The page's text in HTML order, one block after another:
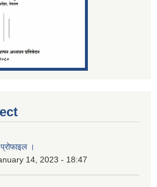
।
14, 2023 - 18:47